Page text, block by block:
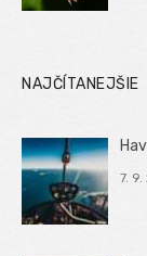
NAJČÍTANEJŠIE
7.